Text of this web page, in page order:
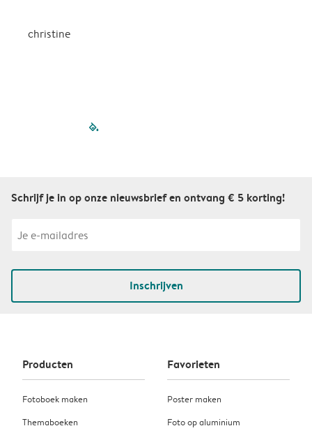
christine
filled-pagination
Schrijf je in op onze nieuwsbrief en ontvang € 5 korting!
Inschrijven
Producten
Fotoboek maken
Themaboeken
Favorieten
Poster maken
Foto op aluminium